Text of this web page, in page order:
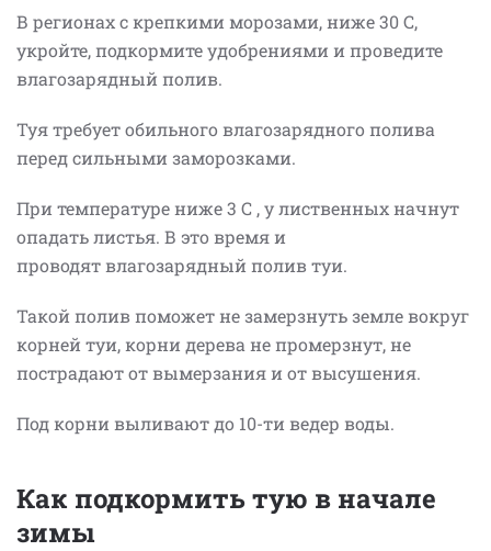
В регионах с крепкими морозами, ниже 30 С,
укройте, подкормите удобрениями и проведите
влагозарядный полив.
Туя требует обильного влагозарядного полива
перед сильными заморозками.
При температуре ниже 3 С , у лиственных начнут
опадать листья. В это время и
проводят влагозарядный полив туи.
Такой полив поможет не замерзнуть земле вокруг
корней туи, корни дерева не промерзнут, не
пострадают от вымерзания и от высушения.
Под корни выливают до 10-ти ведер воды.
Как подкормить тую в начале
зимы